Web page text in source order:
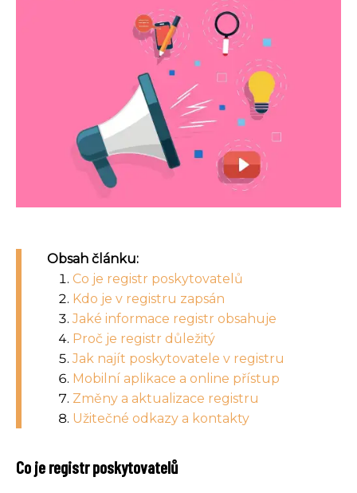
Obsah článku:
Co je registr poskytovatelů
Kdo je v registru zapsán
Jaké informace registr obsahuje
Proč je registr důležitý
Jak najít poskytovatele v registru
Mobilní aplikace a online přístup
Změny a aktualizace registru
Užitečné odkazy a kontakty
Co je registr poskytovatelů